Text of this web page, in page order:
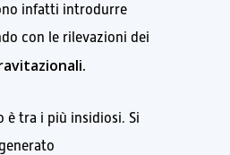
infatti introdurre
con le rilevazioni dei
è tra i più insidiosi. Si